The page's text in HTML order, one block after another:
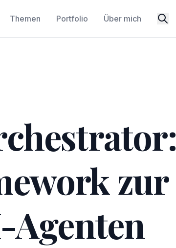
Themen Portfolio Über mich
zur
Agenten